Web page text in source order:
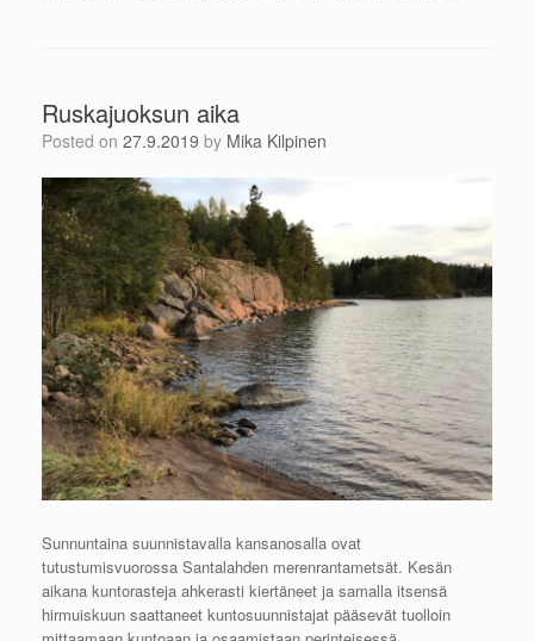
Ruskajuoksun aika
Posted on 27.9.2019 by Mika Kilpinen
Sunnuntaina suunnistavalla kansanosalla ovat
tutustumisvuorossa Santalahden merenrantametsät. Kesän
aikana kuntorasteja ahkerasti kiertäneet ja samalla itsensä
hirmuiskuun saattaneet kuntosuunnistajat pääsevät tuolloin